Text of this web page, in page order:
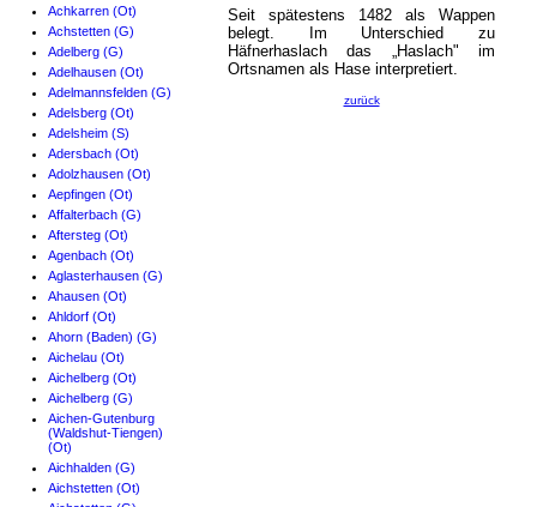
Achkarren (Ot)
Achstetten (G)
Adelberg (G)
Adelhausen (Ot)
Adelmannsfelden (G)
Adelsberg (Ot)
Adelsheim (S)
Adersbach (Ot)
Adolzhausen (Ot)
Aepfingen (Ot)
Affalterbach (G)
Aftersteg (Ot)
Agenbach (Ot)
Aglasterhausen (G)
Ahausen (Ot)
Ahldorf (Ot)
Ahorn (Baden) (G)
Aichelau (Ot)
Aichelberg (Ot)
Aichelberg (G)
Aichen-Gutenburg
(Waldshut-Tiengen)
(Ot)
Aichhalden (G)
Aichstetten (Ot)
Seit spätestens 1482 als Wappen
belegt. Im Unterschied zu
Häfnerhaslach das „Haslach" im
Ortsnamen als Hase interpretiert.
zurück